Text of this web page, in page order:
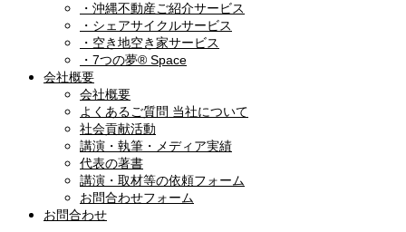
・沖縄不動産ご紹介サービス
・シェアサイクルサービス
・空き地空き家サービス
・7つの夢® Space
会社概要
会社概要
よくあるご質問 当社について
社会貢献活動
講演・執筆・メディア実績
代表の著書
講演・取材等の依頼フォーム
お問合わせフォーム
お問合わせ